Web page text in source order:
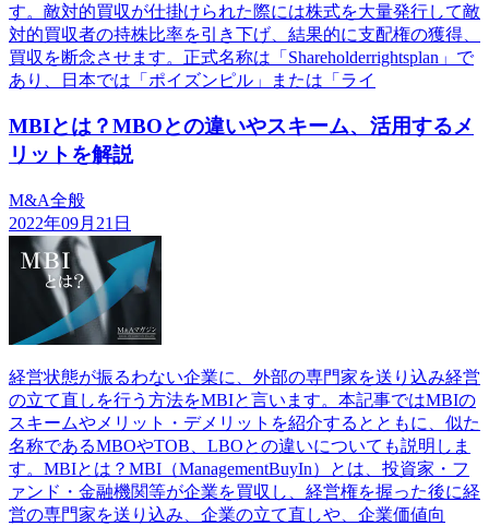
す。敵対的買収が仕掛けられた際には株式を大量発行して敵
対的買収者の持株比率を引き下げ、結果的に支配権の獲得、
買収を断念させます。正式名称は「Shareholderrightsplan」で
あり、日本では「ポイズンピル」または「ライ
MBIとは？MBOとの違いやスキーム、活用するメ
リットを解説
M&A全般
2022年09月21日
経営状態が振るわない企業に、外部の専門家を送り込み経営
の立て直しを行う方法をMBIと言います。本記事ではMBIの
スキームやメリット・デメリットを紹介するとともに、似た
名称であるMBOやTOB、LBOとの違いについても説明しま
す。MBIとは？MBI（ManagementBuyIn）とは、投資家・フ
ァンド・金融機関等が企業を買収し、経営権を握った後に経
営の専門家を送り込み、企業の立て直しや、企業価値向